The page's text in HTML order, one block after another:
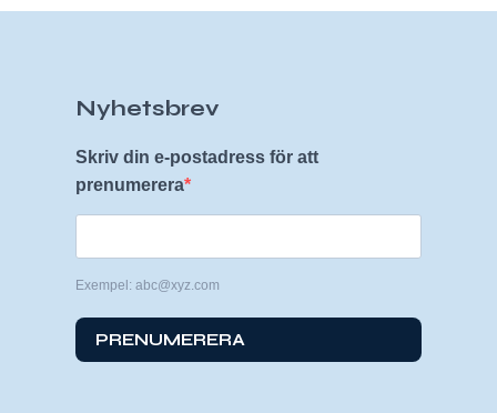
Nyhetsbrev
Skriv din e-postadress för att
prenumerera
Exempel: abc@xyz.com
PRENUMERERA